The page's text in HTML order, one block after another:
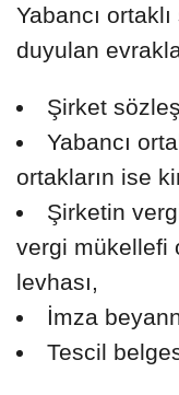
Yabancı
duyulan
Şirket
Yabancı
ortakların ise
Şirketin
vergi mükellefi
levhası,
İmza
Tescil